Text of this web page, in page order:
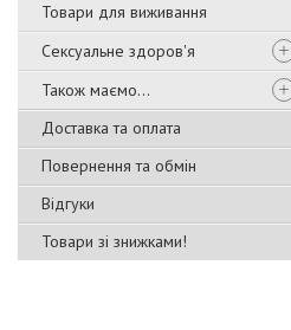
Товари для виживання
Сексуальне здоров'я
Також маємо...
Доставка та оплата
Повернення та обмін
Відгуки
Товари зі знижками!